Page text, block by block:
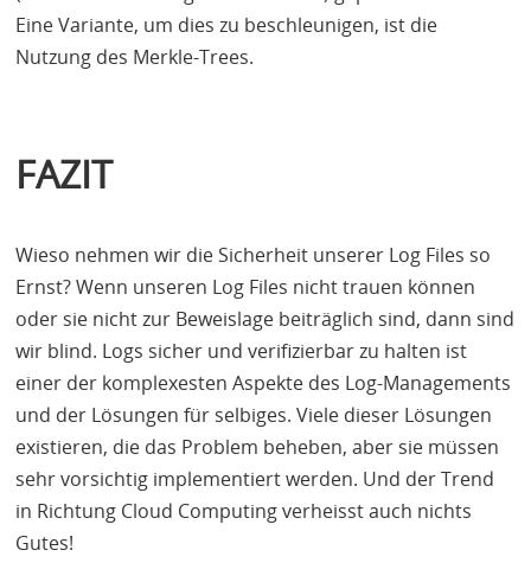
Eine Variante, um dies zu beschleunigen, ist die
Nutzung des Merkle-Trees.
FAZIT
Wieso nehmen wir die Sicherheit unserer Log Files so
Ernst? Wenn unseren Log Files nicht trauen können
oder sie nicht zur Beweislage beiträglich sind, dann sind
wir blind. Logs sicher und verifizierbar zu halten ist
einer der komplexesten Aspekte des Log-Managements
und der Lösungen für selbiges. Viele dieser Lösungen
existieren, die das Problem beheben, aber sie müssen
sehr vorsichtig implementiert werden. Und der Trend
in Richtung Cloud Computing verheisst auch nichts
Gutes!